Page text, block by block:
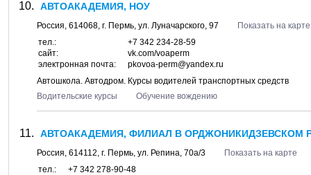
АВТОАКАДЕМИЯ, НОУ
Россия, 614068, г. Пермь, ул. Луначарского, 97
Показать на карте
тел.:
+7 342 234-28-59
сайт:
vk.com/voaperm
электронная почта:
pkovoa-perm@yandex.ru
Автошкола. Автодром. Курсы водителей транспортных средств
Водительские курсы
Обучение вождению
АВТОАКАДЕМИЯ, ФИЛИАЛ В ОРДЖОНИКИДЗЕВСКОМ
Россия, 614112, г. Пермь, ул. Репина, 70а/3
Показать на карте
тел.:
+7 342 278-90-48